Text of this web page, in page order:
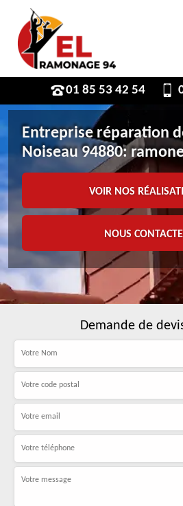
01 85 53 42 54
Entreprise réparation
Noiseau 94880:
VOIR NOS
NOUS
Demande de